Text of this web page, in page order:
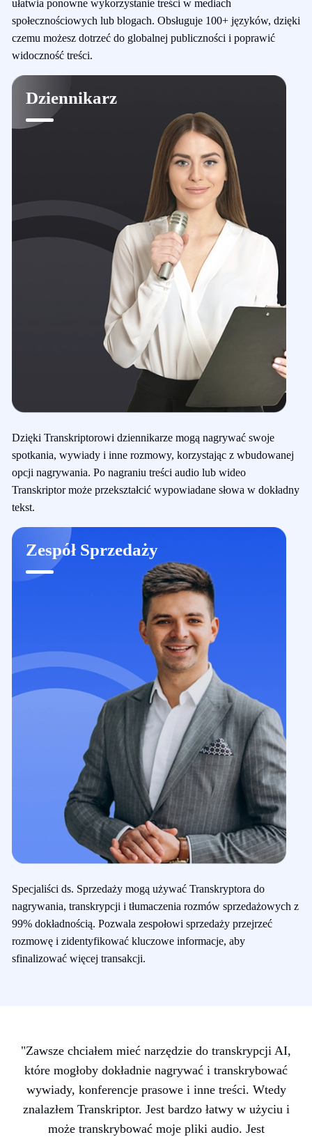
ułatwia ponowne wykorzystanie treści w mediach
społecznościowych lub blogach. Obsługuje 100+ języków, dzięki
czemu możesz dotrzeć do globalnej publiczności i poprawić
widoczność treści.
Dziennikarz
Dzięki Transkriptorowi dziennikarze mogą nagrywać swoje
spotkania, wywiady i inne rozmowy, korzystając z wbudowanej
opcji nagrywania. Po nagraniu treści audio lub wideo
Transkriptor może przekształcić wypowiadane słowa w dokładny
tekst.
Zespół Sprzedaży
Specjaliści ds. Sprzedaży mogą używać Transkryptora do
nagrywania, transkrypcji i tłumaczenia rozmów sprzedażowych z
99% dokładnością. Pozwala zespołowi sprzedaży przejrzeć
rozmowę i zidentyfikować kluczowe informacje, aby
sfinalizować więcej transakcji.
"Zawsze chciałem mieć narzędzie do transkrypcji AI,
które mogłoby dokładnie nagrywać i transkrybować
wywiady, konferencje prasowe i inne treści. Wtedy
znalazłem Transkriptor. Jest bardzo łatwy w użyciu i
może transkrybować moje pliki audio. Jest